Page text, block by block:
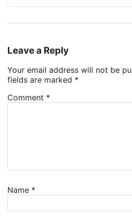
Leave a Reply
Your email address will not be
fields are marked *
Comment *
Name *